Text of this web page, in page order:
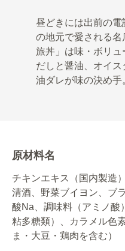
昼どきには出前の
の地元で愛される
旅丼」は味・ボリ
だしと醤油、オイ
油ダレが味の決め手
原材料名
チキンエキス（国内製造
清酒、野菜ブイヨン、ブ
酸Na、調味料（アミノ酸
粘多糖類）、カラメル色
ま・大豆・鶏肉を含む）